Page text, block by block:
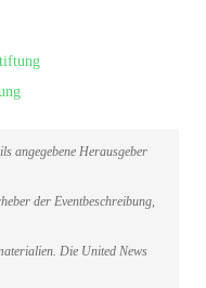
angegebene Herausgeber
der Eventbeschreibung,
Die United News